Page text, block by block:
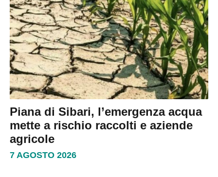
Piana di Sibari, l’emergenza acqua
mette a rischio raccolti e aziende
agricole
7 AGOSTO 2026